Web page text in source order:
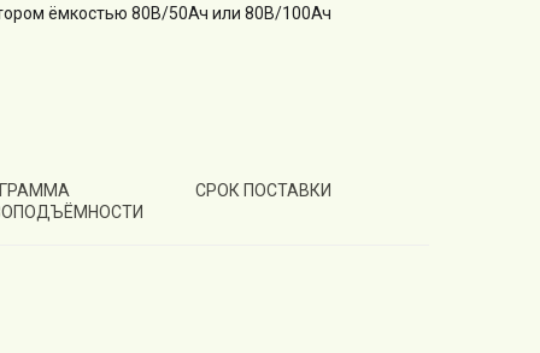
ёмкостью 80В/50Ач или 80В/100Ач
СРОК ПОСТАВКИ